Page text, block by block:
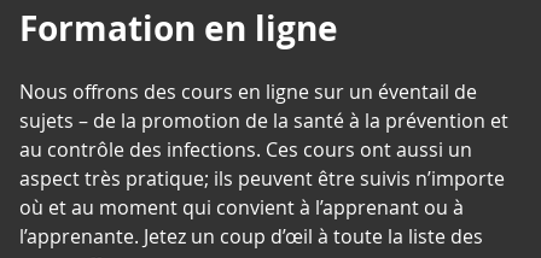
Formation en ligne
Nous offrons des cours en ligne sur un éventail de
sujets – de la promotion de la santé à la prévention et
au contrôle des infections. Ces cours ont aussi un
aspect très pratique; ils peuvent être suivis n’importe
où et au moment qui convient à l’apprenant ou à
l’apprenante. Jetez un coup d’œil à toute la liste des